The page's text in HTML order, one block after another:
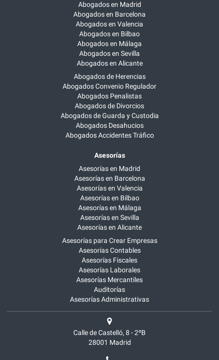
Abogados en Madrid
Abogados en Barcelona
Abogados en Valencia
Abogados en Bilbao
Abogados en Málaga
Abogados en Sevilla
Abogados en Alicante
Abogados de Herencias
Abogados Convenio Regulador
Abogados Penalistas
Abogados de Divorcios
Abogados de Guarda y Custodia
Abogados Desahucios
Abogados Accidentes Tráfico
Asesorías
Asesorías en Madrid
Asesorías en Barcelona
Asesorías en Valencia
Asesorías en Bilbao
Asesorías en Málaga
Asesorías en Sevilla
Asesorías en Alicante
Asesorías para Crear Empresas
Asesorías Contables
Asesorías Fiscales
Asesorías Laborales
Asesorías Mercantiles
Auditorías
Asesorías Administrativas
Calle de Castelló, 8 - 2ºB
28001 Madrid